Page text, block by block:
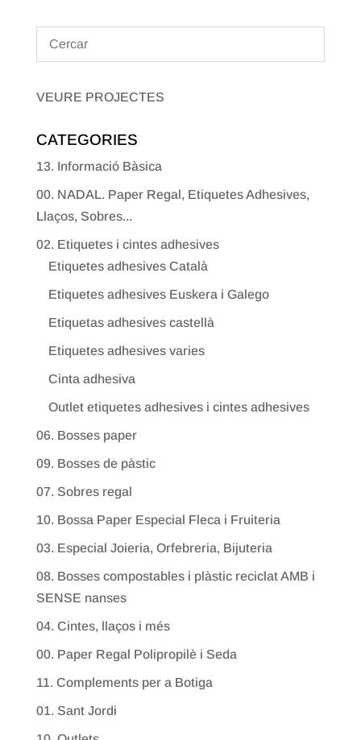
VEURE PROJECTES
CATEGORIES
13. Informació Bàsica
00. NADAL. Paper Regal, Etiquetes Adhesives,
Llaços, Sobres...
02. Etiquetes i cintes adhesives
Etiquetes adhesives Català
Etiquetes adhesives Euskera i Galego
Etiquetas adhesives castellà
Etiquetes adhesives varies
Cinta adhesiva
Outlet etiquetes adhesives i cintes adhesives
06. Bosses paper
09. Bosses de pàstic
07. Sobres regal
10. Bossa Paper Especial Fleca i Fruiteria
03. Especial Joieria, Orfebreria, Bijuteria
08. Bosses compostables i plàstic reciclat AMB i
SENSE nanses
04. Cintes, llaços i més
00. Paper Regal Polipropilè i Seda
11. Complements per a Botiga
01. Sant Jordi